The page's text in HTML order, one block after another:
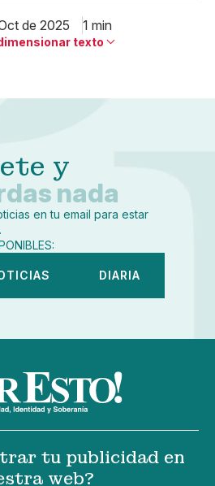
de 2025 1 min
texto
y
nada
en tu email para estar
DIARIA
tu publicidad en
web?